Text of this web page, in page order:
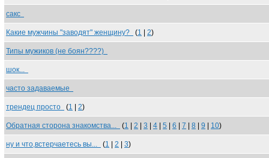
сакс
Какие мужчины "заводят" женщину? (1 2)
Типы мужиков (не боян????)
шок...
часто задаваемые
трендец просто (1 2)
Обратная сторона знакомства... (1 2 3 4 5 6 7 8 9 10)
ну и что,встерчаетесь вы... (1 2 3)